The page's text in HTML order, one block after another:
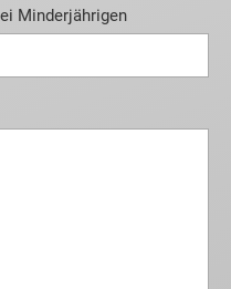
Minderjährigen